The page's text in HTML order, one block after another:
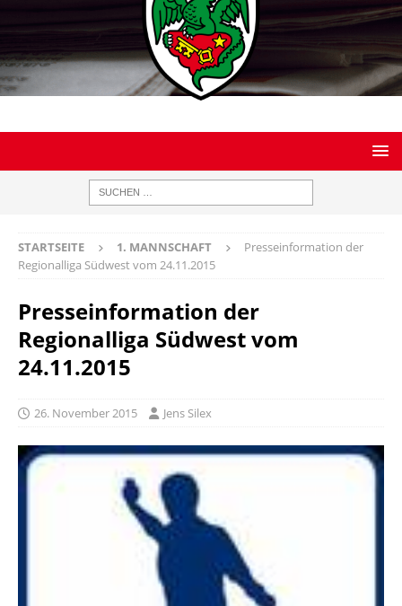
STARTSEITE 1. MANNSCHAFT
Presseinformation der
Regionalliga Südwest vom 24.11.2015
Presseinformation der
Regionalliga Südwest vom
24.11.2015
26. November 2015 Jens Silex